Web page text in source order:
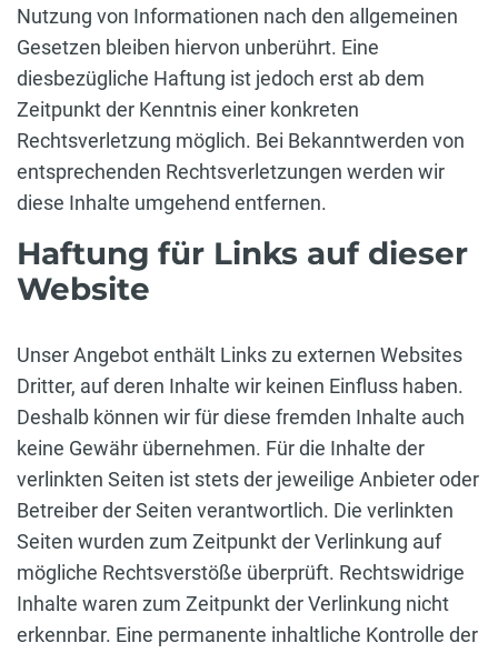
Nutzung von Informationen nach den allgemeinen
Gesetzen bleiben hiervon unberührt. Eine
diesbezügliche Haftung ist jedoch erst ab dem
Zeitpunkt der Kenntnis einer konkreten
Rechtsverletzung möglich. Bei Bekanntwerden von
entsprechenden Rechtsverletzungen werden wir
diese Inhalte umgehend entfernen.
Haftung für Links auf dieser
Website
Unser Angebot enthält Links zu externen Websites
Dritter, auf deren Inhalte wir keinen Einfluss haben.
Deshalb können wir für diese fremden Inhalte auch
keine Gewähr übernehmen. Für die Inhalte der
verlinkten Seiten ist stets der jeweilige Anbieter oder
Betreiber der Seiten verantwortlich. Die verlinkten
Seiten wurden zum Zeitpunkt der Verlinkung auf
mögliche Rechtsverstöße überprüft. Rechtswidrige
Inhalte waren zum Zeitpunkt der Verlinkung nicht
erkennbar. Eine permanente inhaltliche Kontrolle der